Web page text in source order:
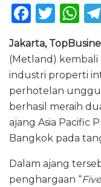
F
c
e
b
o
o
k
T
it
te
r
W
h
a
ts
A
p
p
Jakarta,
(Metland)
industri properti
perhotelan
berhasil meraih
ajang Asia Pacific
Bangkok pada
Dalam ajang
penghargaan “